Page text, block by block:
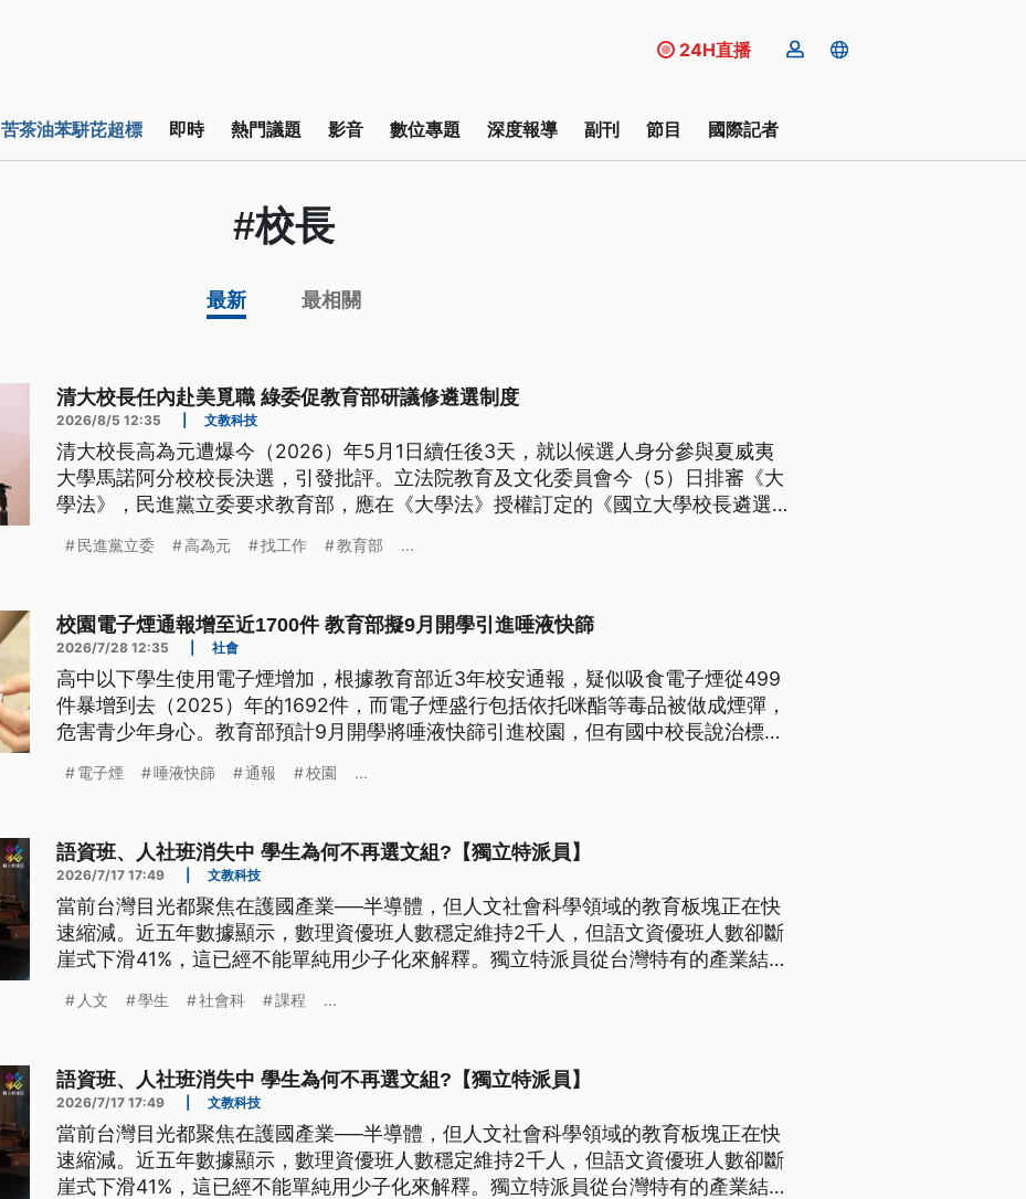
24H直播
苦茶油苯駢芘超標 即時 熱門議題 影音 數位專題 深度報導 副刊 節目 國際記者
#校長
最新 最相關
清大校長任內赴美覓職 綠委促教育部研議修遴選制度
2026/8/5 12:35 文教科技
清大校長高為元遭爆今（2026）年5月1日續任後3天，就以候選人身分參與夏威夷
大學馬諾阿分校校長決選，引發批評。立法院教育及文化委員會今（5）日排審《大
學法》，民進黨立委要求教育部，應在《大學法》授權訂定的《國立大學校長遴選委
民進黨立委 高為元 找工作 教育部 ...
校園電子煙通報增至近1700件 教育部擬9月開學引進唾液快篩
2026/7/28 12:35 社會
高中以下學生使用電子煙增加，根據教育部近3年校安通報，疑似吸食電子煙從499
件暴增到去（2025）年的1692件，而電子煙盛行包括依托咪酯等毒品被做成煙彈，
危害青少年身心。教育部預計9月開學將唾液快篩引進校園，但有國中校長說治標不
電子煙 唾液快篩 通報 校園 ...
語資班、人社班消失中 學生為何不再選文組?【獨立特派員】
2026/7/17 17:49 文教科技
當前台灣目光都聚焦在護國產業──半導體，但人文社會科學領域的教育板塊正在快
速縮減。近五年數據顯示，數理資優班人數穩定維持2千人，但語文資優班人數卻斷
崖式下滑41%，這已經不能單純用少子化來解釋。獨立特派員從台灣特有的產業結
模糊，以及學校資源多寡等四大因素來看如何形塑出文衰理盛的價值觀。
人文 學生 社會科 課程 ...
語資班、人社班消失中 學生為何不再選文組?【獨立特派員】
2026/7/17 17:49 文教科技
當前台灣目光都聚焦在護國產業──半導體，但人文社會科學領域的教育板塊正在快
速縮減。近五年數據顯示，數理資優班人數穩定維持2千人，但語文資優班人數卻斷
崖式下滑41%，這已經不能單純用少子化來解釋。獨立特派員從台灣特有的產業結